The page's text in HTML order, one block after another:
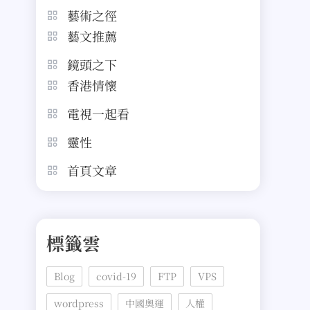
藝術之徑
藝文推薦
鏡頭之下
香港情懷
電視一起看
靈性
首頁文章
標籤雲
Blog covid-19 FTP
VPS
wordpress
中國奧運 人權